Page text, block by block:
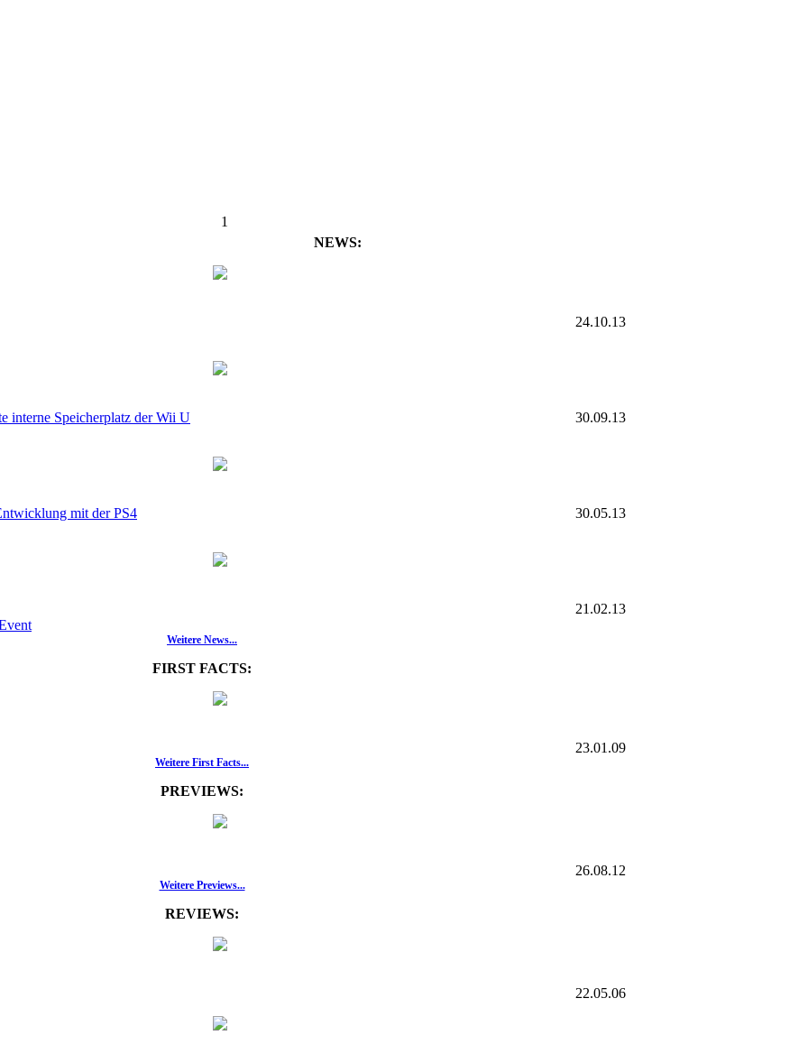
1
NEWS:
24.10.13
interne Speicherplatz der Wii U
30.09.13
mit der PS4
30.05.13
21.02.13
Weitere News...
FIRST FACTS:
23.01.09
Weitere First Facts...
PREVIEWS:
26.08.12
Weitere Previews...
REVIEWS:
22.05.06